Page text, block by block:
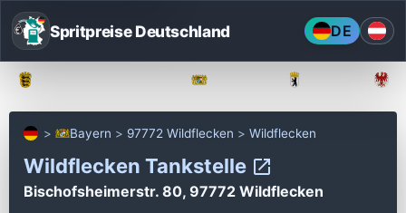
Spritpreise Deutschland DE
Bayern 97772 Wildflecken Wildflecken
Wildflecken Tankstelle
Bischofsheimerstr. 80, 97772 Wildflecken